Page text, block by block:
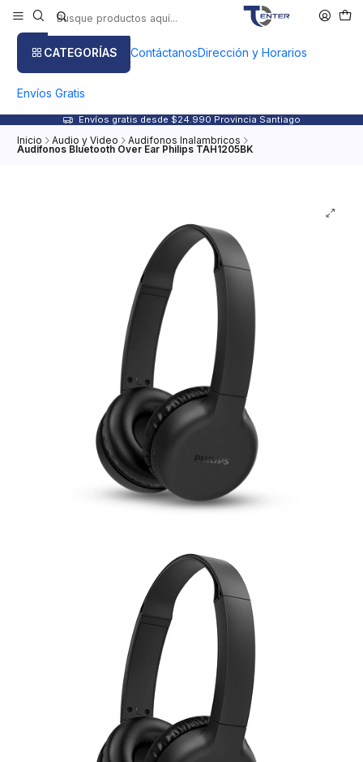
CATEGORÍAS ContáctanosDirección y Horarios
Envíos Gratis
Envíos gratis desde $24.990 Provincia Santiago
Inicio Audio y Video Audifonos Inalambricos
Audifonos Bluetooth Over Ear Philips TAH1205BK